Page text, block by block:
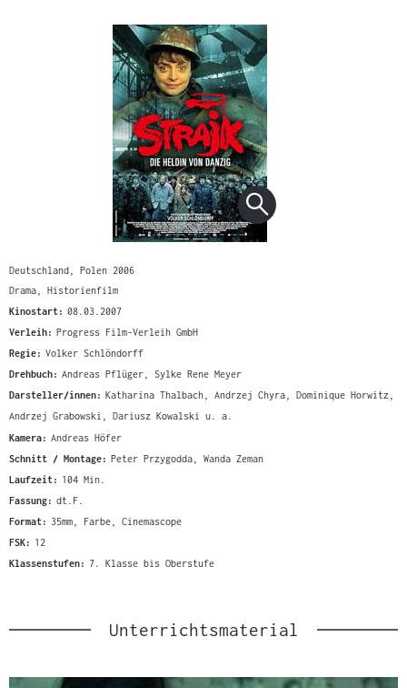
Deutschland, Polen 2006
Drama, Historienfilm
Kinostart: 08.03.2007
Verleih: Progress Film-Verleih GmbH
Regie: Volker Schlöndorff
Drehbuch: Andreas Pflüger, Sylke Rene Meyer
Darsteller/innen: Katharina Thalbach, Andrzej Chyra, Dominique Horwitz,
Andrzej Grabowski, Dariusz Kowalski u. a.
Kamera: Andreas Höfer
Schnitt / Montage: Peter Przygodda, Wanda Zeman
Laufzeit: 104 Min.
Fassung: dt.F.
Format: 35mm, Farbe, Cinemascope
FSK: 12
Klassenstufen: 7. Klasse bis Oberstufe
Unterrichtsmaterial